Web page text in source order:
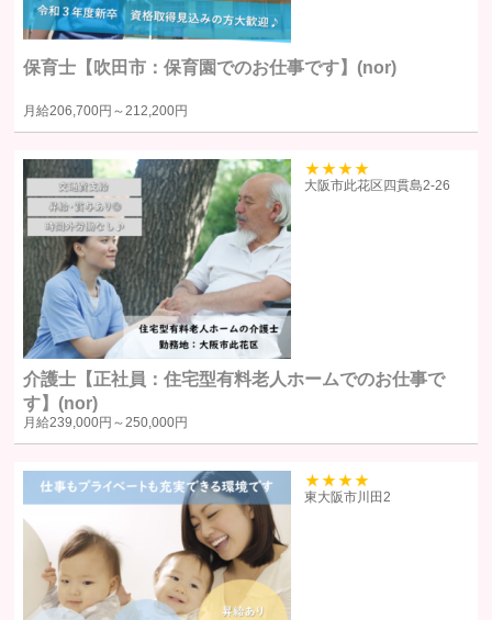
はありません。
本サービスの利用に伴う連絡・各種お知らせ等の配信・送付
ユーザーの承諾・申込みに基づく、本サービス利用企業等への個人
情報の提供
属性情報･端末情報・位置情報・行動履歴等に基づく広告・コンテン
ツ等の配信・表示、本サービスの提供
本サービスの改善・新規サービスの開発・マーケティング活動
本サービスに関するご意見、お問い合わせの確認・回答
個人情報の第三者への提供
当社は、原則として、ユーザー本人の同意を得ずに個人情報を第三者に
提供しません。提供先・提供情報内容を特定したうえで、ユーザーの同
意を得た場合に限り提供します。
提供する個人情報の項目ユーザーから取得した情報（サービス利用
履歴ほか、閲覧・検索・ブックマーク等あらゆる行動履歴に該当す
る情報を含む）のうち、利用目的の達成に必要な範囲の情報項目と
保育士【吹田市：保育園でのお仕事です】(nor)
月給206,700円～212,200円
介護士【正社員：住宅型有料老人ホームでのお仕事で
す】(nor)
月給239,000円～250,000円
39
大阪市此花区四貫島2‐26
39
東大阪市川田2